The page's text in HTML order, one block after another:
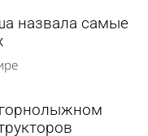
назвала самые